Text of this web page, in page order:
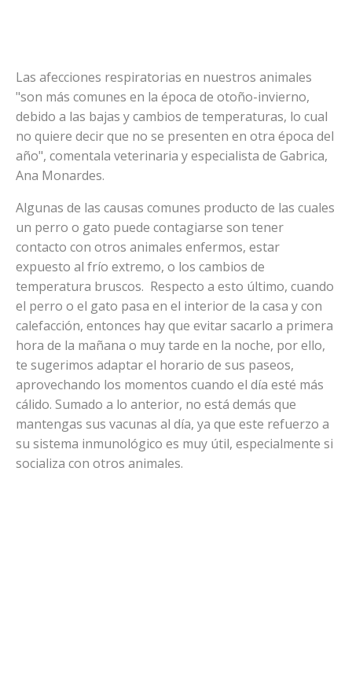
Las afecciones respiratorias en nuestros animales
"son más comunes en la época de otoño-invierno,
debido a las bajas y cambios de temperaturas, lo cual
no quiere decir que no se presenten en otra época del
año", comentala veterinaria y especialista de Gabrica,
Ana Monardes.
Algunas de las causas comunes producto de las cuales
un perro o gato puede contagiarse son tener
contacto con otros animales enfermos, estar
expuesto al frío extremo, o los cambios de
temperatura bruscos. Respecto a esto último, cuando
el perro o el gato pasa en el interior de la casa y con
calefacción, entonces hay que evitar sacarlo a primera
hora de la mañana o muy tarde en la noche, por ello,
te sugerimos adaptar el horario de sus paseos,
aprovechando los momentos cuando el día esté más
cálido. Sumado a lo anterior, no está demás que
mantengas sus vacunas al día, ya que este refuerzo a
su sistema inmunológico es muy útil, especialmente si
socializa con otros animales.